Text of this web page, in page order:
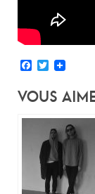
Facebook
Twitter
Vous